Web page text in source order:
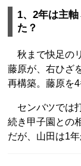
1、2年は主
た？
秋まで快足の
藤原が、右ひざ
再構築。藤原を4
センバツでは
続き甲子園との
だが、山田は1